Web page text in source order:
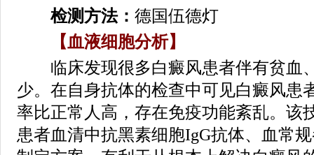
检测方法： 德国伍德灯
【血液细胞分析】
临床发现很多白癜风患者伴有贫血
少。在自身抗体的检查中可见白癜风患
率比正常人高，存在免疫功能紊乱。该
患者血清中抗黑素细胞IgG抗体、血常